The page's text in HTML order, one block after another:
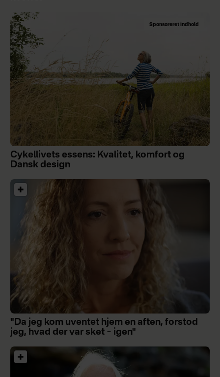
Sponsoreret indhold
Cykellivets essens: Kvalitet, komfort og
Dansk design
"Da jeg kom uventet hjem en aften, forstod
jeg, hvad der var sket – igen"